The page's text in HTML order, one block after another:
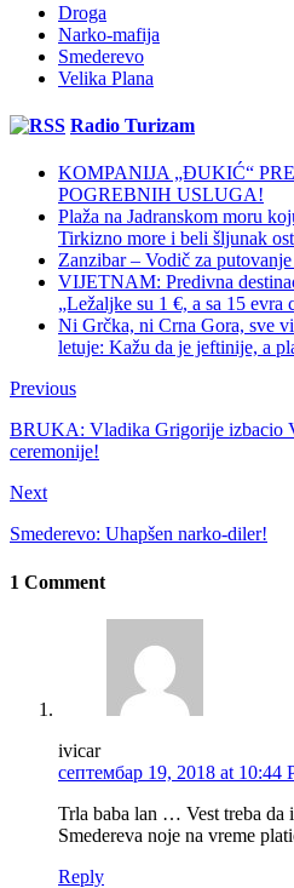
Droga
Narko-mafija
Smederevo
Velika Plana
Radio Turizam
KOMPANIJA „ĐUKIĆ“
POGREBNIH USLUGA!
Plaža na Jadranskom moru
Tirkizno more i beli šljunak
Zanzibar – Vodič za putovanje
VIJETNAM: Predivna
„Ležaljke su 1 €, a sa 15 evra
Ni Grčka, ni Crna Gora, sve
letuje: Kažu da je jeftinije, a
Previous
BRUKA: Vladika Grigorije izbacio
ceremonije!
Next
Smederevo: Uhapšen narko-diler!
1 Comment
ivicar
септембар 19, 2018 at 10:44
Trla baba lan … Vest treba da
Smedereva noje na vreme
Reply